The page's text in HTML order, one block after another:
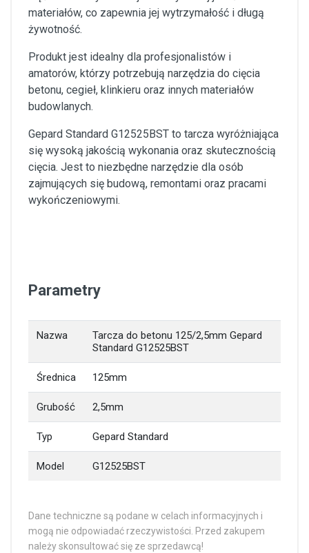
materiałów, co zapewnia jej wytrzymałość i długą
żywotność.
Produkt jest idealny dla profesjonalistów i
amatorów, którzy potrzebują narzędzia do cięcia
betonu, cegieł, klinkieru oraz innych materiałów
budowlanych.
Gepard Standard G12525BST to tarcza wyróżniająca
się wysoką jakością wykonania oraz skutecznością
cięcia. Jest to niezbędne narzędzie dla osób
zajmujących się budową, remontami oraz pracami
wykończeniowymi.
Parametry
Nazwa
Tarcza do betonu 125/2,5mm Gepard
Standard G12525BST
Średnica 125mm
Grubość 2,5mm
Typ Gepard Standard
Model G12525BST
Dane techniczne są podane w celach informacyjnych i
mogą nie odpowiadać rzeczywistości. Przed zakupem
należy skonsultować się ze sprzedawcą!